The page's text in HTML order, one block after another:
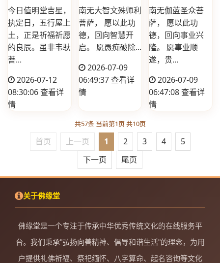
今日值明堂吉星，
执定日，五行屋上
土，正是祈福祈愿
的良辰。虽非韦驮
菩...
2026-07-12
08:30:06查看详
情
南无大智文殊师利
菩萨， 愿以此功
德，回向智慧开
启。 愿愚痴破除...
2026-07-09
06:49:37查看详
情
南无伽蓝圣众菩
萨， 愿以此功
德，回向事业兴
隆。 愿事业顺
遂，贵...
2026-07-09
06:47:08查看详
情
共57条 当前第1页 共10页
首页 上一页 1 2 3 4
5
下一页
尾页
关于佛缘堂
佛缘堂是一个专注于传承中华优秀传统文化的在线服务平
台。我们秉承"弘扬向善精神、倡导和谐生活"的理念，为用
户提供礼佛祈福、祭祀缅怀、八字算命、起名咨询等文化